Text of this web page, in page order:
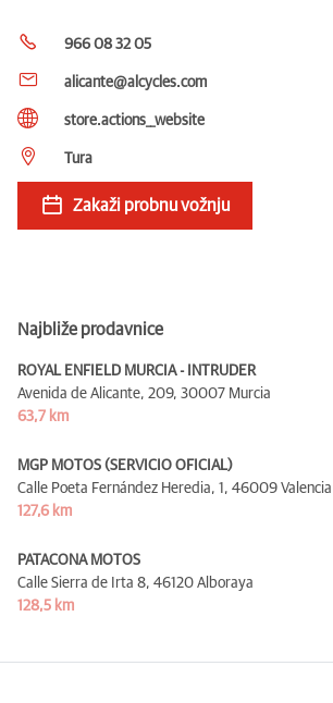
966 08 32 05
alicante@alcycles.com
store.actions__website
Tura
Zakaži probnu vožnju
Najbliže prodavnice
ROYAL ENFIELD MURCIA - INTRUDER
Avenida de Alicante, 209, 30007 Murcia
63,7 km
MGP MOTOS (SERVICIO OFICIAL)
Calle Poeta Fernández Heredia, 1, 46009 Valencia
127,6 km
PATACONA MOTOS
Calle Sierra de Irta 8, 46120 Alboraya
128,5 km